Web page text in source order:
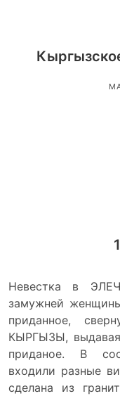
Невестка в
замужней
приданное,
КЫРГЫЗЫ,
приданое. В
входили разные
сделана из